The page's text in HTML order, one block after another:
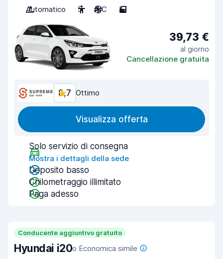
Automatico
5 A/C 5
39,73 €
al giorno
Cancellazione gratuita
8,7 Ottimo
Visualizza offerta
Solo servizio di consegna
Mostra i dettagli della sede
Deposito basso
Chilometraggio illimitato
Paga adesso
Conducente aggiuntivo gratuito
Hyundai i20o Economica simile